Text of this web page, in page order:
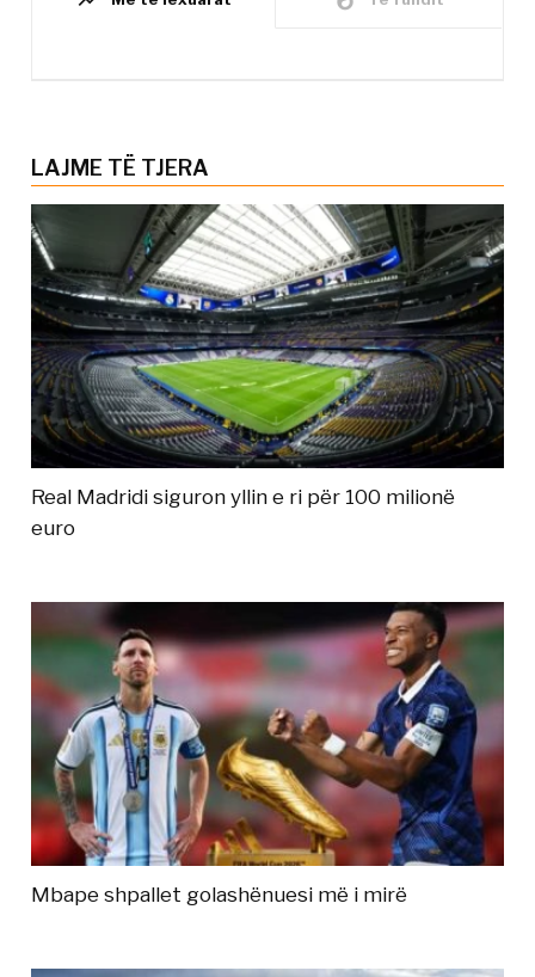
LAJME TË TJERA
Real Madridi siguron yllin e ri për 100 milionë
euro
Mbape shpallet golashënuesi më i mirë